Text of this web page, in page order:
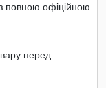
повною офіційною
перед